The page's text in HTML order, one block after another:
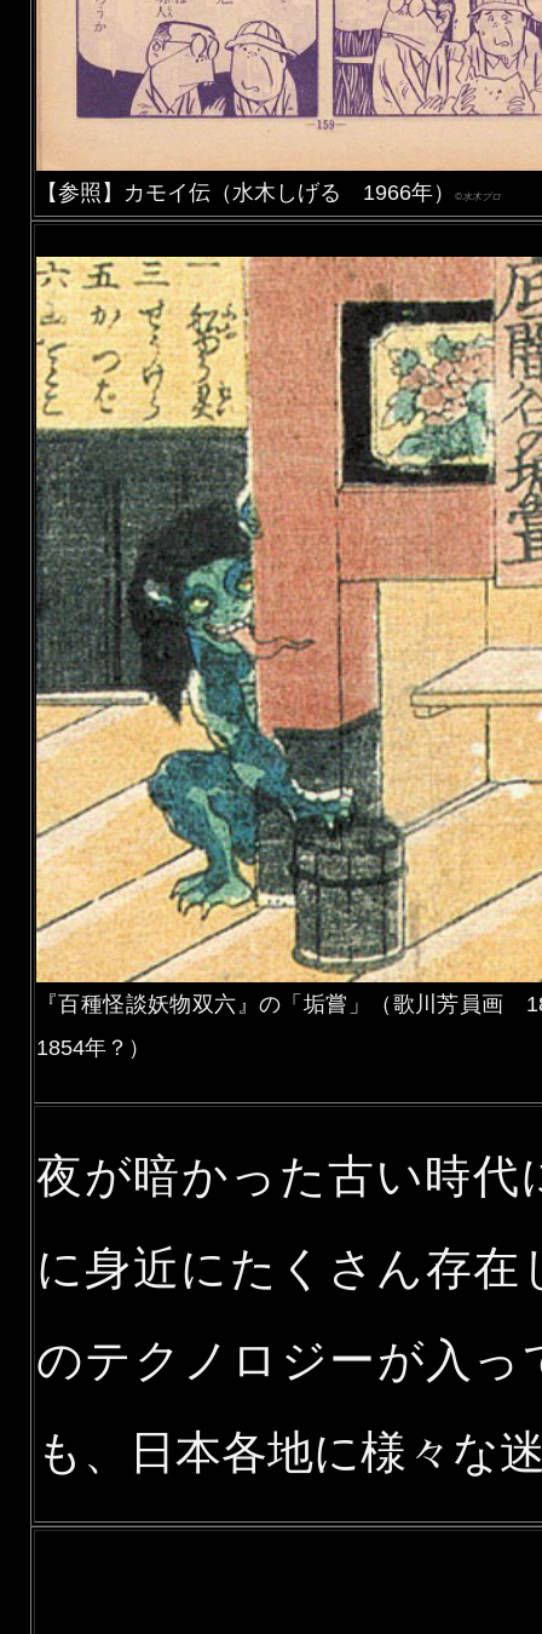
【参照】カモイ伝（水木しげる 1966年） ©水木プロ
『百種怪談妖物双六』の「垢嘗」（歌川芳員画
1854年？）
夜が暗かった古い時代
に身近にたくさん存
のテクノロジーが入っ
も、日本各地に様々な